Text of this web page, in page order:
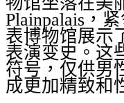
Plainpalais，
表博物馆展示
表演变史。这
符号，仅供男
成更加精致和